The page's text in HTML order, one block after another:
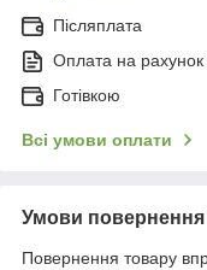
Післяплата
Оплата на рахунок
Готівкою
Всі умови оплати
Умови повернення
Повернення товару